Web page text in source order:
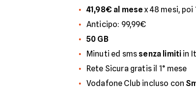
41,98€ al mese x 48 mesi, poi
Anticipo: 99,99€
50 GB
Minuti ed sms senza limiti in
Rete Sicura gratis il 1° mese
Vodafone Club incluso con